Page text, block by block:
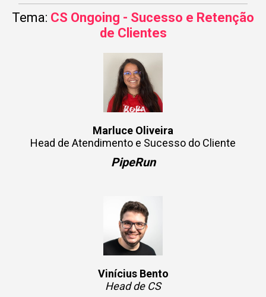
Tema: CS Ongoing - Sucesso e Retenção
de Clientes
Marluce Oliveira
Head de Atendimento e Sucesso do Cliente
PipeRun
Vinícius Bento
Head de CS